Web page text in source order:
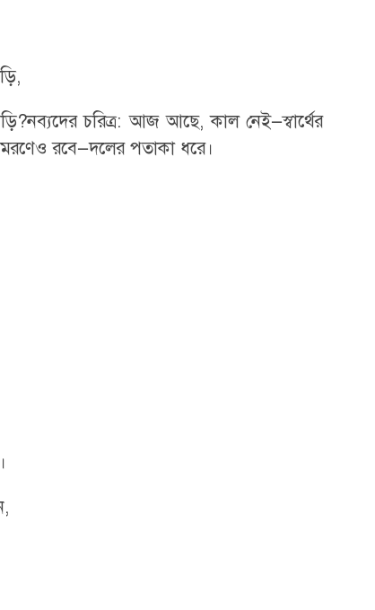
চরিত্র: আজ আছে, কাল নেই—স্বার্থের
রবে—দলের পতাকা ধরে।